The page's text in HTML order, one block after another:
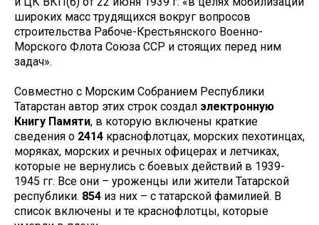
широких масс трудящихся вокруг вопросов
строительства Рабоче-Крестьянского Военно-
Морского Флота Союза ССР и стоящих перед ним
задач».
Совместно с Морским Собранием Республики
Татарстан автор этих строк создал электронную
Книгу Памяти, в которую включены краткие
сведения о 2414 краснофлотцах, морских пехотинцах,
моряках, морских и речных офицерах и летчиках,
которые не вернулись с боевых действий в 1939-
1945 гг. Все они – уроженцы или жители Татарской
республики. 854 из них – с татарской фамилией. В
список включены и те краснофлотцы, которые